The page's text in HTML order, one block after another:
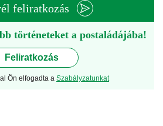
feliratkozás
történeteket a postaládájába!
Feliratkozás
Ön elfogadta a Szabályzatunkat